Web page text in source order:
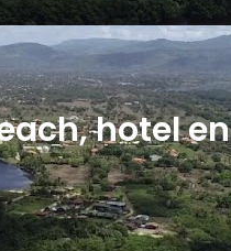
hotel en